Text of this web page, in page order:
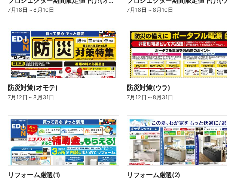
7月18日 ～8月10日 7月18日 ～8月10日
防災対策(オモテ)
7月12日 ～8月31日
防災対策(ウラ)
7月12日 ～8月31日
リフォーム厳選(1) リフォーム厳選(2)